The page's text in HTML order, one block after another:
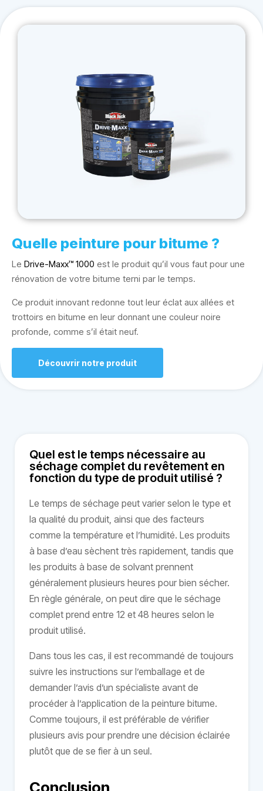
Quelle peinture pour bitume ?
Le Drive-Maxx™ 1000 est le produit qu’il vous faut pour une
rénovation de votre bitume terni par le temps.
Ce produit innovant redonne tout leur éclat aux allées et
trottoirs en bitume en leur donnant une couleur noire
profonde, comme s’il était neuf.
Découvrir notre produit
Quel est le temps nécessaire au
séchage complet du revêtement en
fonction du type de produit utilisé ?
Le temps de séchage peut varier selon le type et
la qualité du produit, ainsi que des facteurs
comme la température et l’humidité. Les produits
à base d’eau sèchent très rapidement, tandis que
les produits à base de solvant prennent
généralement plusieurs heures pour bien sécher.
En règle générale, on peut dire que le séchage
complet prend entre 12 et 48 heures selon le
produit utilisé.
Dans tous les cas, il est recommandé de toujours
suivre les instructions sur l’emballage et de
demander l’avis d’un spécialiste avant de
procéder à l’application de la peinture bitume.
Comme toujours, il est préférable de vérifier
plusieurs avis pour prendre une décision éclairée
plutôt que de se fier à un seul.
Conclusion